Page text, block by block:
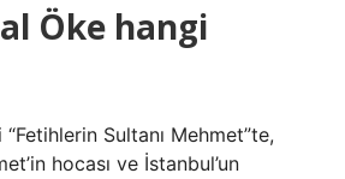
Öke hangi
Sultanı Mehmet”te,
hocası ve İstanbul’un